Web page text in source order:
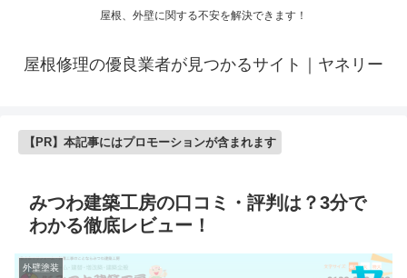
屋根、外壁に関する不安を解決できます！
屋根修理の優良業者が見つかるサイト｜ヤネリー
【PR】本記事にはプロモーションが含まれます
みつわ建築工房の口コミ・評判は？3分で
わかる徹底レビュー！
外壁塗装